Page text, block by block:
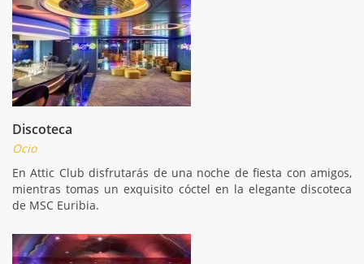
Discoteca
Ocio
En Attic Club disfrutarás de una noche de fiesta con amigos,
mientras tomas un exquisito cóctel en la elegante discoteca
de MSC Euribia.